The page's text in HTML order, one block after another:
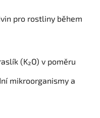
pro rostliny během
(K₂O) v poměru
mikroorganismy a